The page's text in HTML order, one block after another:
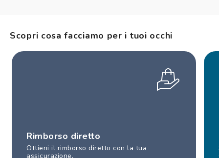
Scopri cosa facciamo per i tuoi occhi
Rimborso diretto
Ottieni il rimborso diretto con la tua
assicurazione.